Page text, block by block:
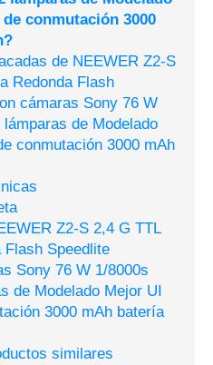
conmutación 3000
de NEEWER Z2-S
Redonda Flash
cámaras Sony 76 W
de Modelado
conmutación 3000 mAh
Z2-S 2,4 G TTL
Flash Speedlite
Sony 76 W 1/8000s
de Modelado Mejor UI
3000 mAh batería
similares